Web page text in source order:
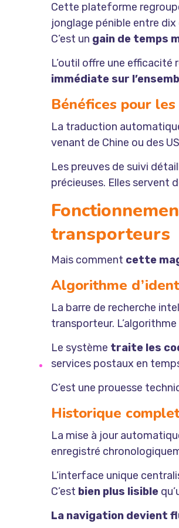
Cette plateforme
jonglage pénible entre
C’est un gain de temps
L’outil offre une
immédiate sur
Bénéfices pour
La traduction
venant de Chine ou des
Les preuves de suivi
précieuses. Elles servent
transporteurs
Mais comment cette
Algorithme
La barre de recherche
transporteur.
Le système traite les
services postaux en
C’est une prouesse
Historique
La mise à jour
enregistré
L’interface unique
C’est bien plus lisible
La navigation devient